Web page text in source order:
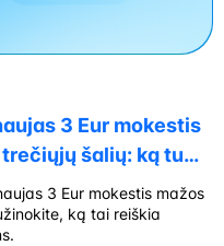
3 Eur mokestis
šalių: ką turi
freelanceriai?
3 Eur mokestis mažos
ką tai reiškia